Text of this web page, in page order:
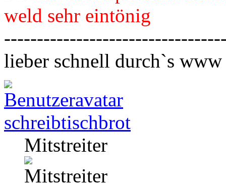
weld sehr eintönig
lieber schnell durch`s www
schreibtischbrot
Mitstreiter